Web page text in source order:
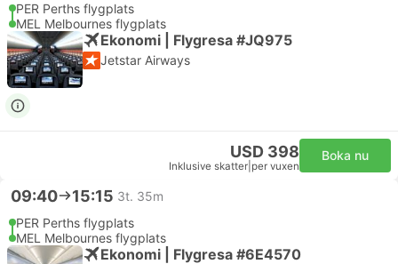
PER Perths flygplats
MEL Melbournes flygplats
Ekonomi | Flygresa #JQ975
Jetstar Airways
USD 398
Inklusive skatter per vuxen
Boka nu
09:40 15:15 3t. 35m
PER Perths flygplats
MEL Melbournes flygplats
Ekonomi | Flygresa #6E4570